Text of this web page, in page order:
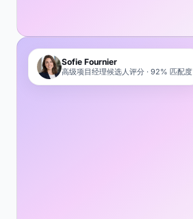
Sofie Fournier
高级项目经理候选人评分 · 92% 匹配度